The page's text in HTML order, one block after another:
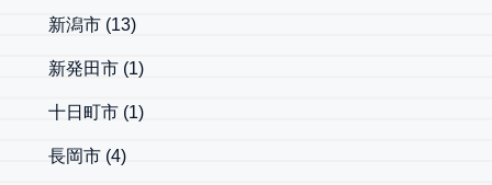
新潟市 (13)
新発田市 (1)
十日町市 (1)
長岡市 (4)